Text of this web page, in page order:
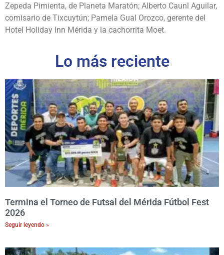
Zepeda Pimienta, de Planeta Maratón; Alberto Caunl Aguilar,
comisario de Tixcuytún; Pamela Gual Orozco, gerente del
Hotel Holiday Inn Mérida y la cachorrita Moet.
Lo más reciente
Termina el Torneo de Futsal del Mérida Fútbol Fest
2026
Seguir leyendo »